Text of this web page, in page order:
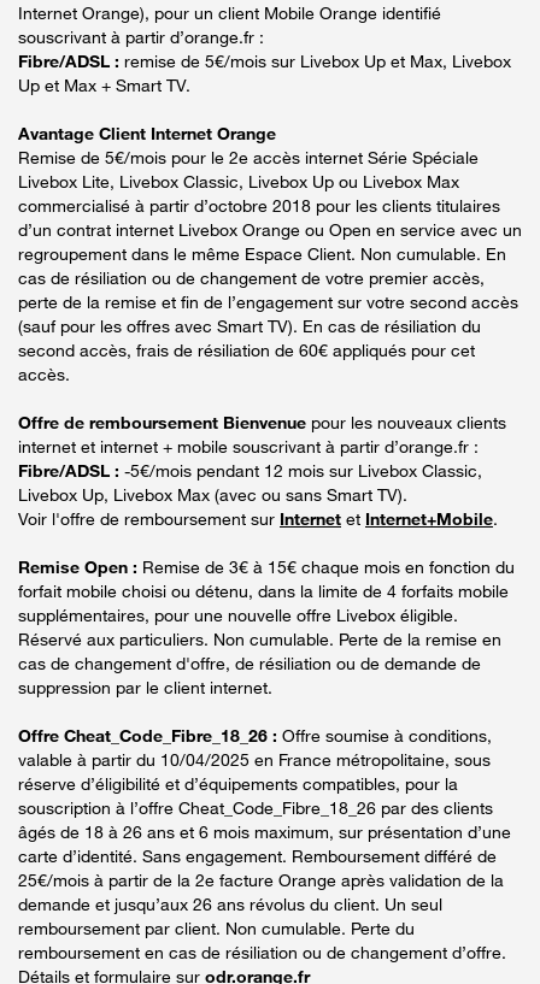
Internet Orange), pour un client Mobile Orange identifié
souscrivant à partir d’orange.fr :
Fibre/ADSL : remise de 5€/mois sur Livebox Up et Max, Livebox
Up et Max + Smart TV.
Avantage Client Internet Orange
Remise de 5€/mois pour le 2e accès internet Série Spéciale
Livebox Lite, Livebox Classic, Livebox Up ou Livebox Max
commercialisé à partir d’octobre 2018 pour les clients titulaires
d’un contrat internet Livebox Orange ou Open en service avec un
regroupement dans le même Espace Client. Non cumulable. En
cas de résiliation ou de changement de votre premier accès,
perte de la remise et fin de l’engagement sur votre second accès
(sauf pour les offres avec Smart TV). En cas de résiliation du
second accès, frais de résiliation de 60€ appliqués pour cet
accès.
Offre de remboursement Bienvenue pour les nouveaux clients
internet et internet + mobile souscrivant à partir d’orange.fr :
Fibre/ADSL : -5€/mois pendant 12 mois sur Livebox Classic,
Livebox Up, Livebox Max (avec ou sans Smart TV).
Voir l'offre de remboursement sur Internet et Internet+Mobile.
Remise Open : Remise de 3€ à 15€ chaque mois en fonction du
forfait mobile choisi ou détenu, dans la limite de 4 forfaits mobile
supplémentaires, pour une nouvelle offre Livebox éligible.
Réservé aux particuliers. Non cumulable. Perte de la remise en
cas de changement d'offre, de résiliation ou de demande de
suppression par le client internet.
Offre Cheat_Code_Fibre_18_26 : Offre soumise à conditions,
valable à partir du 10/04/2025 en France métropolitaine, sous
réserve d’éligibilité et d’équipements compatibles, pour la
souscription à l’offre Cheat_Code_Fibre_18_26 par des clients
âgés de 18 à 26 ans et 6 mois maximum, sur présentation d’une
carte d’identité. Sans engagement. Remboursement différé de
25€/mois à partir de la 2e facture Orange après validation de la
demande et jusqu’aux 26 ans révolus du client. Un seul
remboursement par client. Non cumulable. Perte du
remboursement en cas de résiliation ou de changement d’offre.
Détails et formulaire sur odr.orange.fr